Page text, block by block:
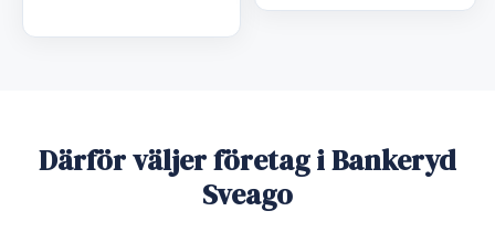
Därför väljer företag i Bankeryd
Sveago